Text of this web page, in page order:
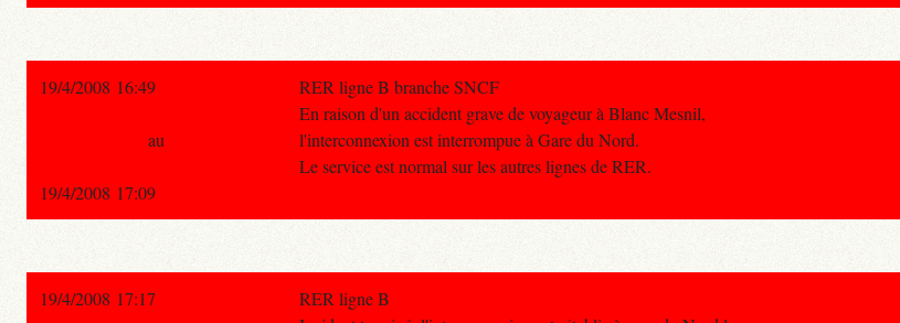
19/4/2008 16:49
RER ligne B branche SNCF
En raison d'un accident grave de voyageur à Blanc Mesnil,
l'interconnexion est interrompue à Gare du Nord.
Le service est normal sur les autres lignes de RER.
au
19/4/2008 17:09
19/4/2008 17:17
RER ligne B